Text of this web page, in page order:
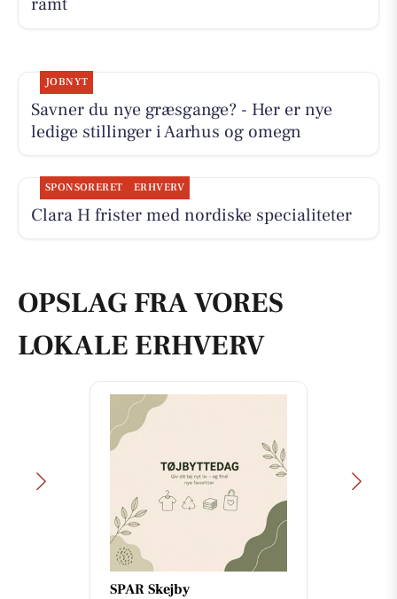
ramt
JOBNYT
Savner du nye græsgange? - Her er nye
ledige stillinger i Aarhus og omegn
SPONSORERET ERHVERV
Clara H frister med nordiske specialiteter
OPSLAG FRA VORES
LOKALE ERHVERV
SPAR Skejby